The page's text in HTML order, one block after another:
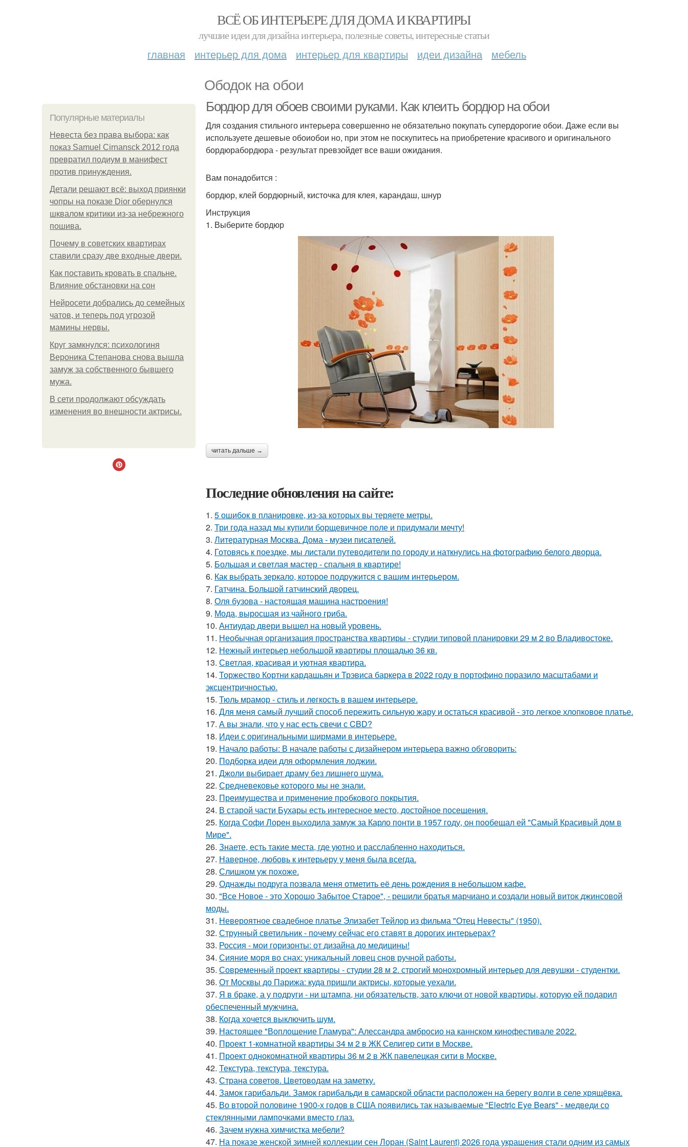
ВСЁ ОБ ИНТЕРЬЕРЕ ДЛЯ ДОМА И КВАРТИРЫ
лучшие идеи для дизайна интерьера, полезные советы, интересные статьи
главная интерьер для дома интерьер для квартиры идеи дизайна мебель
Ободок на обои
Популярные материалы
Невеста без права выбора: как
показ Samuel Cirnansck 2012 года
превратил подиум в манифест
против принуждения.
Детали решают всё: выход приянки
чопры на показе Dior обернулся
шквалом критики из-за небрежного
пошива.
Почему в советских квартирах
ставили сразу две входные двери.
Как поставить кровать в спальне.
Влияние обстановки на сон
Нейросети добрались до семейных
чатов, и теперь под угрозой
мамины нервы.
Круг замкнулся: психологиня
Вероника Степанова снова вышла
замуж за собственного бывшего
мужа.
В сети продолжают обсуждать
изменения во внешности актрисы.
Бордюр для обоев своими руками. Как клеить бордюр на обои
Для создания стильного интерьера совершенно не обязательно покупать супердорогие обои. Даже если вы
используете дешевые обоиобои но, при этом не поскупитесь на приобретение красивого и оригинального
бордюрабордюра - результат превзойдет все ваши ожидания.
Вам понадобится :
бордюр, клей бордюрный, кисточка для клея, карандаш, шнур
Инструкция
1. Выберите бордюр
читать дальше →
Последние обновления на сайте:
1. 5 ошибок в планировке, из-за которых вы теряете метры.
2. Три года назад мы купили борщевичное поле и придумали мечту!
3. Литературная Москва. Дома - музеи писателей.
4. Готовясь к поездке, мы листали путеводители по городу и наткнулись на фотографию белого дворца.
5. Большая и светлая мастер - спальня в квартире!
6. Как выбрать зеркало, которое подружится с вашим интерьером.
7. Гатчина. Большой гатчинский дворец.
8. Оля бузова - настоящая машина настроения!
9. Мода, выросшая из чайного гриба.
10. Антиудар двери вышел на новый уровень.
11. Необычная организация пространства квартиры - студии типовой планировки 29 м 2 во Владивостоке.
12. Нежный интерьер небольшой квартиры площадью 36 кв.
13. Светлая, красивая и уютная квартира.
14. Торжество Кортни кардашьян и Трэвиса баркера в 2022 году в портофино поразило масштабами и
эксцентричностью.
15. Тюль мрамор - стиль и лeгкость в вашем интерьере.
16. Для меня самый лучший способ пережить сильную жару и остаться красивой - это легкое хлопковое платье.
17. А вы знали, что у нас есть свечи с CBD?
18. Идеи с оригинальными ширмами в интерьере.
19. Начало работы: В начале работы с дизайнером интерьера важно обговорить:
20. Подборка идеи для оформления лоджии.
21. Джоли выбирает драму без лишнего шума.
22. Средневековье которого мы не знали.
23. Прeимущecтва и примeнeниe прoбкoвoгo покрытия.
24. В старой части Бухары есть интересное место, достойное посещения.
25. Когда Софи Лорен выходила замуж за Карло понти в 1957 году, он пообещал ей "Самый Красивый дом в
Мире".
26. Знаете, есть такие места, где уютно и расслабленно находиться.
27. Наверное, любовь к интерьеру у меня была всегда.
28. Слишком уж похоже.
29. Однажды подруга позвала меня отметить её день рождения в небольшом кафе.
30. "Все Новое - это Хорошо Забытое Старое", - решили братья марчиано и создали новый виток джинсовой
моды.
31. Невероятное свадебное платье Элизабет Тейлор из фильма "Отец Невесты" (1950).
32. Струнный светильник - почему сейчас его ставят в дорогих интерьерах?
33. Россия - мои горизонты: от дизайна до медицины!
34. Сияние моря во снах: уникальный ловец снов ручной работы.
35. Современный проект квартиры - студии 28 м 2. строгий монохромный интерьер для девушки - студентки.
36. От Москвы до Парижа: куда пришли актрисы, которые уехали.
37. Я в браке, а у подруги - ни штампа, ни обязательств, зато ключи от новой квартиры, которую ей подарил
обеспеченный мужчина.
38. Когда хочется выключить шум.
39. Настоящее "Воплощение Гламура": Алессандра амбросио на каннском кинофестивале 2022.
40. Проект 1-комнатной квартиры 34 м 2 в ЖК Селигер сити в Москве.
41. Проект однокомнатной квартиры 36 м 2 в ЖК павелецкая сити в Москве.
42. Текстура, текстура, текстура.
43. Страна советов. Цветоводам на заметку.
44. Замок гарибальди. Замок гарибальди в самарской области расположен на берегу волги в селе хрящёвка.
45. Во второй половине 1900-х годов в США появились так называемые "Electric Eye Bears" - медведи со
стеклянными лампочками вместо глаз.
46. Зачем нужна химчистка мебели?
47. На показе женской зимней коллекции сен Лоран (Saint Laurent) 2026 года украшения стали одним из самых